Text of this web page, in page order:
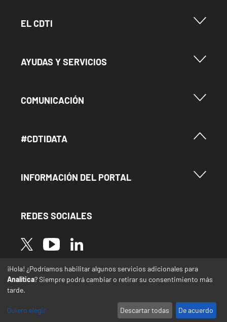
Menu Footer Cdti
EL CDTI
Menu Footer Ayudas y Servicios
AYUDAS Y SERVICIOS
Menu Footer Comunicación
COMUNICACIÓN
Menú Footer #Cdtidata
#CDTIDATA
Menu Footer Información del Portal
INFORMACIÓN DEL PORTAL
REDES SOCIALES
Image Image Image
* Las traducciones de este sitio web desde el
español a otras lenguas se realizan de forma
automática y pueden contener errores o
¡Hola! ¿Podríamos habilitar algunos servicios adicionales para
Analítica? Siempre podrá cambiar o retirar su consentimiento más
tarde.
Quiero elegir Descartar todas De acuerdo